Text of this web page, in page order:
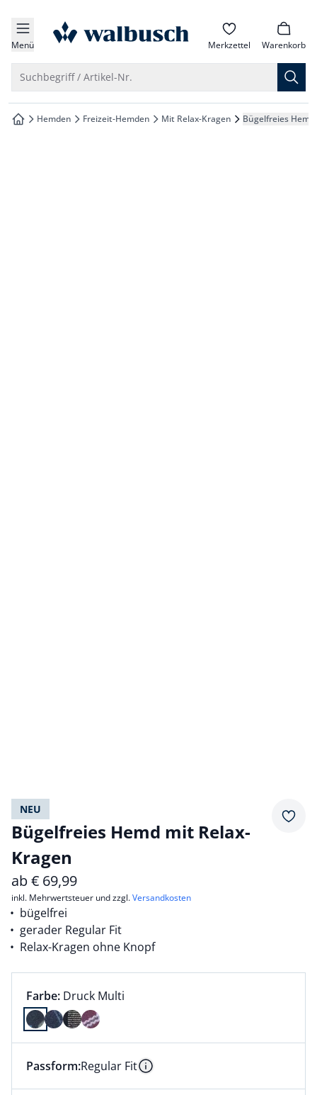
springen
springen
springen
springen
Menü zur Startseite Merkzettel Warenkorb
Suchbegriff / Artikel-Nr.
zur Startseite
Hemden Freizeit-Hemden Mit Relax-Kragen Bügelfreies
NEU
Bügelfreies Hemd mit Relax-
Kragen
ab€ 69,99
inkl. Mehrwertsteuer und zzgl.Versandkosten
bügelfrei
gerader Regular Fit
Relax-Kragen ohne Knopf
Farbauswahl:
Farbe: aktuell ausgewählt:
Druck Multi
Farbe Druck Multi ausgewählt
Dieser Artikel hat die Passform Regular Fit. für
Passform:Regular Fit Information